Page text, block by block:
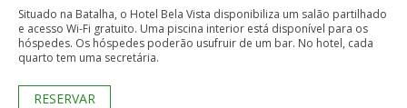
Situado na Batalha, o Hotel Bela Vista disponibiliza um salão partilhado
e acesso Wi-Fi gratuito. Uma piscina interior está disponível para os
hóspedes. Os hóspedes poderão usufruir de um bar. No hotel, cada
quarto tem uma secretária.
RESERVAR